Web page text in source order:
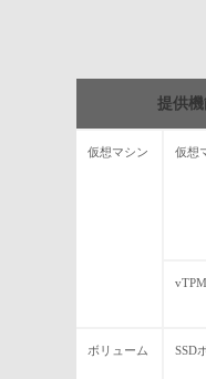
提供
仮想マシン 仮想
vTPM
ボリューム SSD